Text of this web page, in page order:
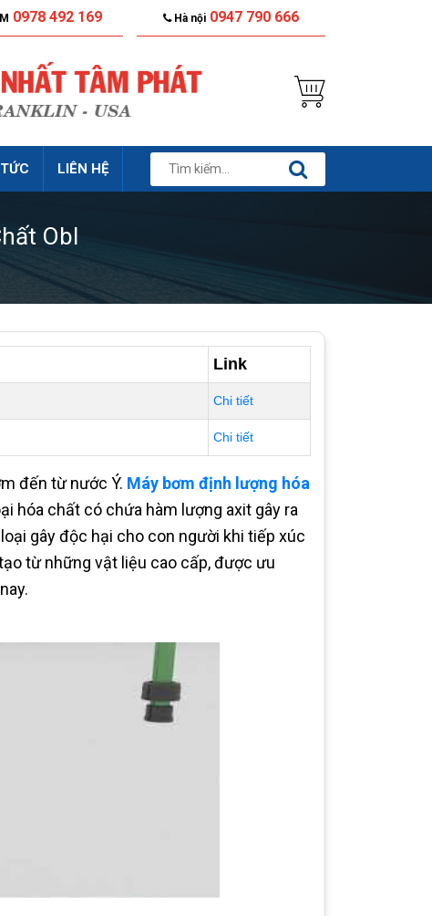
0978 492 169 Hà nội 0947 790 666
LIÊN HỆ
Obl
Link
Chi tiết
Chi tiết
đến từ nước Ý. Máy bơm định lượng hóa
hóa chất có chứa hàm lượng axit gây ra
gây độc hại cho con người khi tiếp xúc
từ những vật liệu cao cấp, được ưu